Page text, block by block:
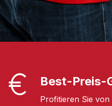
Best-Preis-
Profitieren Sie